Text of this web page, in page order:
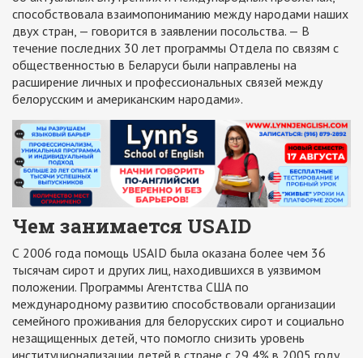
способствовала взаимопониманию между народами наших
двух стран, — говорится в заявлении посольства. — В
течение последних 30 лет программы Отдела по связям с
общественностью в Беларуси были направлены на
расширение личных и профессиональных связей между
белорусским и американским народами».
Чем занимается USAID
С 2006 года помощь USAID была оказана более чем 36
тысячам сирот и других лиц, находившихся в уязвимом
положении. Программы Агентства США по
международному развитию способствовали организации
семейного проживания для белорусских сирот и социально
незащищенных детей, что помогло снизить уровень